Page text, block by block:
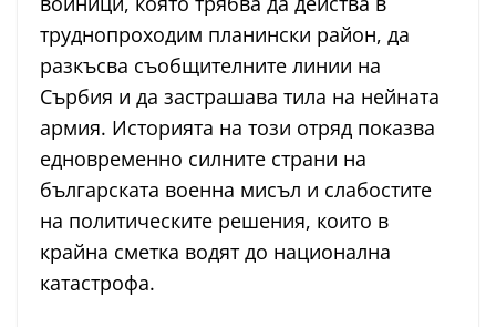
труднопроходим планински район, да
разкъсва съобщителните линии на
Сърбия и да застрашава тила на нейната
армия. Историята на този отряд показва
едновременно силните страни на
българската военна мисъл и слабостите
на политическите решения, които в
крайна сметка водят до национална
катастрофа.